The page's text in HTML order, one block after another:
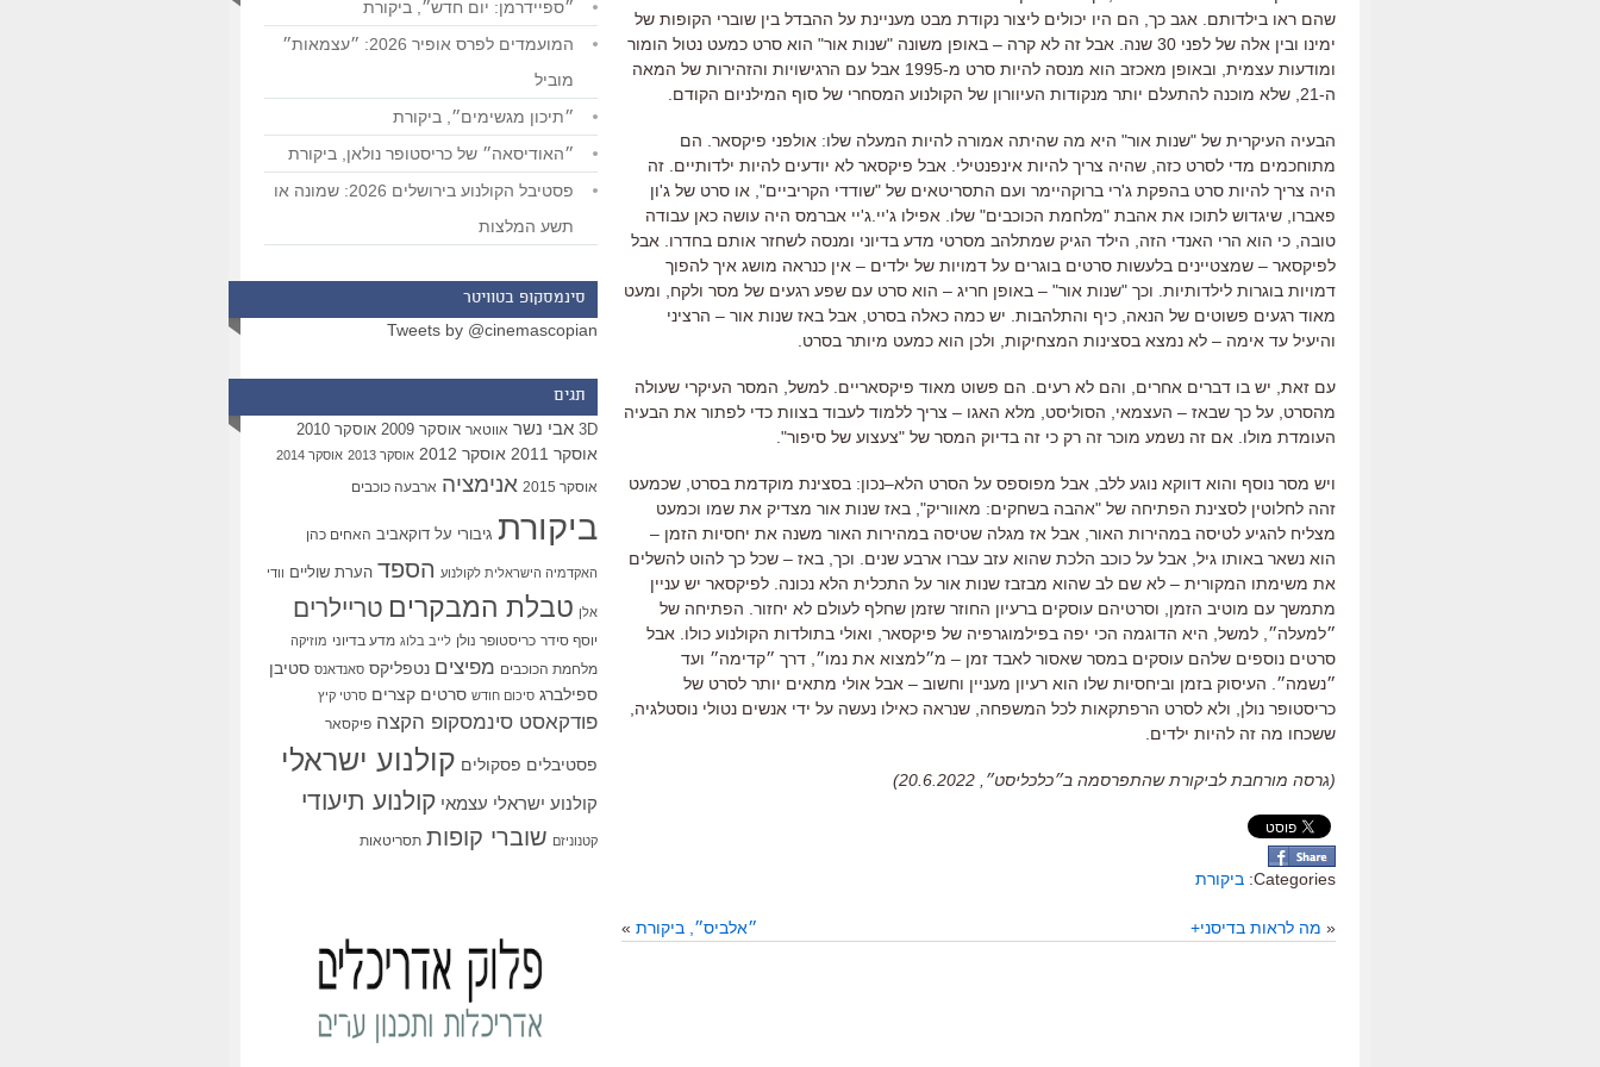
שהם ראו בילדותם
אגב כך הם היו יכולים ליצור נקודת מבט מעניינת על ההבדל בין שוברי הקופות של
ימינו ובין אלה של לפני 30 שנה אבל זה לא קרה – באופן משונה "שנות אור" הוא סרט כמעט נטול הומור
ומודעות עצמית ובאופן מאכזב הוא מנסה להיות סרט מ-1995
אבל עם הרגישויות והזהירות של המאה
ה-21, שלא מוכנה להתעלם יותר מנקודות העיוורון של הקולנוע המסחרי של סוף המילניום הקודם
הבעיה העיקרית של "שנות אור" היא מה שהיתה אמורה להיות המעלה שלו: אולפני פיקסאר הם
מתוחכמים מדי לסרט כזה שהיה צריך להיות אינפנטילי אבל פיקסאר לא יודעים להיות ילדותיים זה
היה צריך להיות סרט בהפקת ג'רי ברוקהיימר ועם התסריטאים של "שודדי הקריביים", או סרט של ג'ון
פאברו שיגדוש לתוכו את אהבת "מלחמת הכוכבים" שלו אפילו ג'יי ג'יי אברמס היה עושה כאן עבודה
טובה כי הוא הרי האנדי הזה הילד הגיק שמתלהב מסרטי מדע בדיוני ומנסה לשחזר אותם בחדרו
אבל
לפיקסאר – שמצטיינים בלעשות סרטים בוגרים על דמויות של ילדים – אין כנראה מושג איך להפוך
דמויות בוגרות לילדותיות וכך "שנות אור" – באופן חריג – הוא סרט עם שפע רגעים של מסר ולקח, ומעט
מאוד רגעים פשוטים של הנאה כיף והתלהבות . יש כמה כאלה בסרט, אבל באז שנות אור – הרציני
והיעיל עד אימה – לא נמצא בסצינות המצחיקות, ולכן הוא כמעט מיותר בסרט.
עם זאת יש בו דברים אחרים והם לא רעים הם פשוט מאוד פיקסאריים למשל המסר העיקרי שעולה
מהסרט על כך שבאז – העצמאי הסוליסט מלא האגו – צריך ללמוד לעבוד בצוות כדי לפתור את הבעיה
העומדת מולו
אם זה נשמע מוכר זה רק כי זה בדיוק המסר של "צעצוע של סיפור".
ויש מסר נוסף והוא דווקא נוגע ללב אבל מפוספס על הסרט הלא–נכון: בסצינת מוקדמת בסרט שכמעט
זהה לחלוטין לסצינת הפתיחה של "אהבה בשחקים: מאווריק", באז שנות אור מצדיק את שמו וכמעט
מצליח להגיע לטיסה במהירות האור אבל אז מגלה שטיסה במהירות האור משנה את יחסיות הזמן –
הוא נשאר באותו גיל אבל על כוכב הלכת שהוא עזב עברו ארבע שנים וכך באז – שכל כך להוט להשלים
את משימתו המקורית – לא שם לב שהוא מבזבז שנות אור על התכלית הלא נכונה . לפיקסאר יש עניין
מתמשך עם מוטיב הזמן, וסרטיהם עוסקים ברעיון החוזר שזמן שחלף לעולם לא יחזור. הפתיחה של
״למעלה״, למשל, היא הדוגמה הכי יפה בפילמוגרפיה של פיקסאר, ואולי בתולדות הקולנוע כולו. אבל
סרטים נוספים שלהם עוסקים במסר שאסור לאבד זמן – מ״למצוא את נמו״, דרך ״קדימה״ ועד
״נשמה״. העיסוק בזמן וביחסיות שלו הוא רעיון מעניין וחשוב – אבל אולי מתאים יותר לסרט של
כריסטופר נולן
ולא לסרט הרפתקאות לכל המשפחה, שנראה כאילו נעשה על ידי אנשים נטולי נוסטלגיה,
ששכחו מה זה להיות ילדים
(גרסה מורחבת לביקורת שהתפרסמה ב״כלכליסט״, 20.6.2022)
Categories: ביקורת
« מה לראות בדיסני+ ״אלביס״, ביקורת »
״ספיידרמן: יום חדש״, ביקורת
המועמדים לפרס אופיר 2026: ״עצמאות״
מוביל
״תיכון מגשימים״, ביקורת
״האודיסאה״ של כריסטופר נולאן, ביקורת
פסטיבל הקולנוע בירושלים 2026: שמונה או
תשע המלצות
סינמסקופ בטוויטר
Tweets by @cinemascopian
תגים
3D אבי נשר אווטאר אוסקר 2009 אוסקר 2010
אוסקר 2011 אוסקר 2012 אוסקר 2013 אוסקר 2014
אוסקר 2015 אנימציה ארבעה כוכבים
ביקורת גיבורי על דוקאביב האחים כהן
האקדמיה הישראלית לקולנוע הספד הערת שוליים וודי
אלן טבלת המבקרים טריילרים
יוסף סידר כריסטופר נולן לייב בלוג מדע בדיוני מוזיקה
מלחמת הכוכבים מפיצים נטפליקס סאנדאנס סטיבן
ספילברג סיכום חודש סרטים קצרים סרטי קיץ
פודקאסט סינמסקופ הקצה פיקסאר
פסטיבלים פסקולים קולנוע ישראלי
קולנוע ישראלי עצמאי קולנוע תיעודי
קטנוניזם שוברי קופות תסריטאות